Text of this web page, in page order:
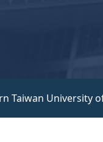
Taiwan University